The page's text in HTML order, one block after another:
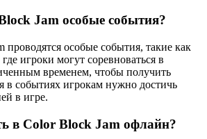
Jam особые события?
особые события, такие как
игроки могут соревноваться в
временем, чтобы получить
в событиях игрокам нужно достичь
в игре.
в Color Block Jam офлайн?